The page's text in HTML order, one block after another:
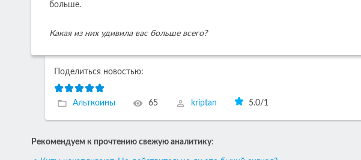
больше.
Какая из них удивила вас больше всего?
Поделиться новостью:
Альткоины 65 kriptan 5.0/1
Рекомендуем к прочтению свежую аналитику: